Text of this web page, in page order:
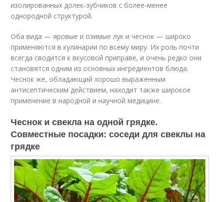
изолированных долек-зубчиков с более-менее
однородной структурой.
Оба вида — яровые и озимые лук и чеснок — широко
применяются в кулинарии по всему миру. Их роль почти
всегда сводится к вкусовой приправе, и очень редко они
становятся одним из основных ингредиентов блюда.
Чеснок же, обладающий хорошо выраженным
антисептическим действием, находит также широкое
применение в народной и научной медицине.
Чеснок и свекла на одной грядке.
Совместные посадки: соседи для свеклы на
грядке